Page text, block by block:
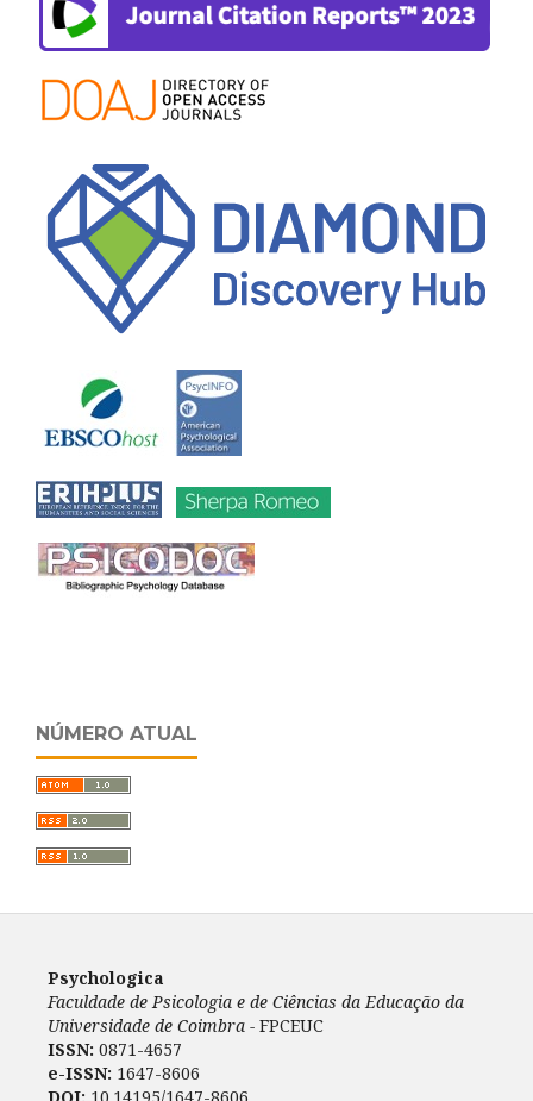
NÚMERO ATUAL
Psychologica
Faculdade de Psicologia e de Ciências da Educação da
Universidade de Coimbra - FPCEUC
ISSN: 0871-4657
e-ISSN: 1647-8606